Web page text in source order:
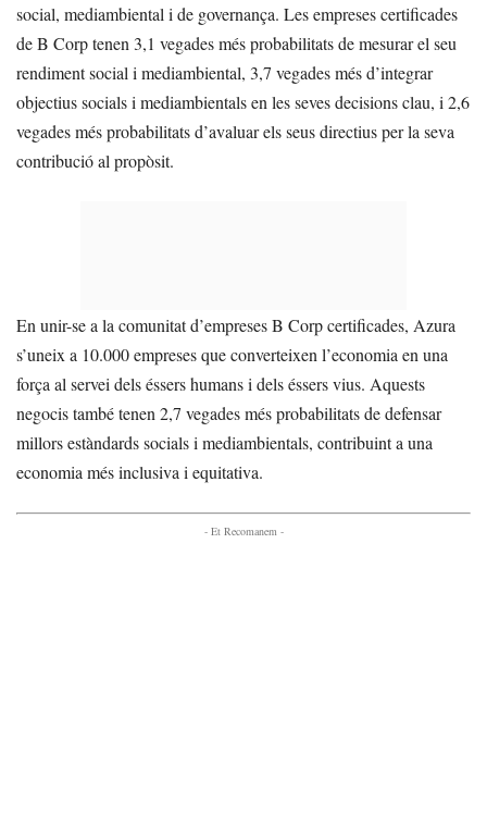
social, mediambiental i de governança. Les empreses certificades
de B Corp tenen 3,1 vegades més probabilitats de mesurar el seu
rendiment social i mediambiental, 3,7 vegades més d’integrar
objectius socials i mediambientals en les seves decisions clau, i 2,6
vegades més probabilitats d’avaluar els seus directius per la seva
contribució al propòsit.
En unir-se a la comunitat d’empreses B Corp certificades, Azura
s’uneix a 10.000 empreses que converteixen l’economia en una
força al servei dels éssers humans i dels éssers vius. Aquests
negocis també tenen 2,7 vegades més probabilitats de defensar
millors estàndards socials i mediambientals, contribuint a una
economia més inclusiva i equitativa.
- Et Recomanem -